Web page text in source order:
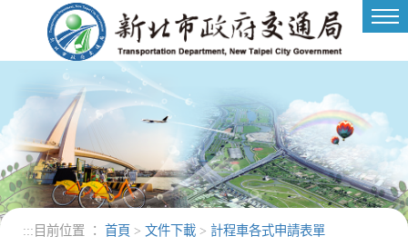
進入內容區塊
::: 目前位置 ： 首頁 > 文件下載 > 計程車各式申請表單